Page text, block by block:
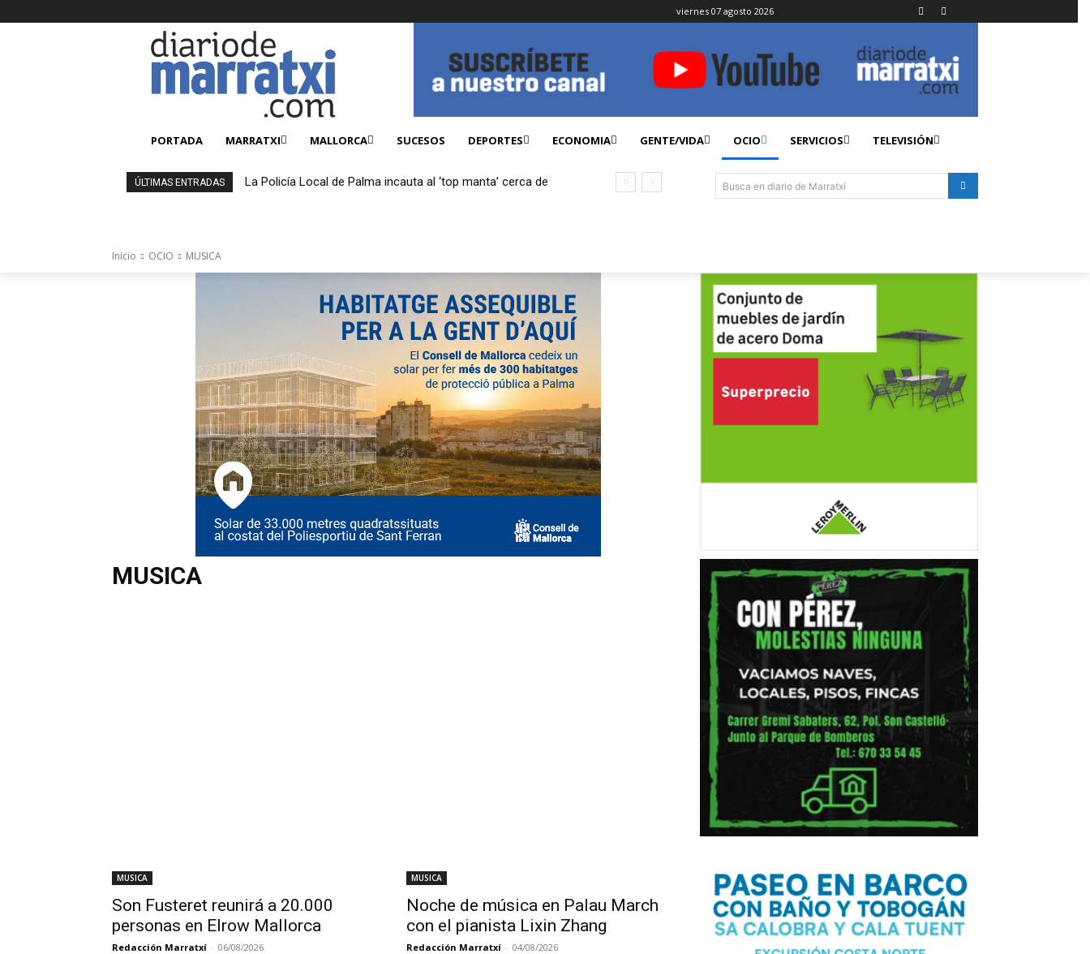
viernes 07 agosto 2026
PORTADA MARRATXI MALLORCA SUCESOS DEPORTES ECONOMIA GENTE/VIDA OCIO SERVICIOS TELEVISIÓN
ÚLTIMAS ENTRADAS
La Policía Local de Palma incauta al ‘top manta’ cerca de
Busca en diario de Marratxí
Inicio OCIO MUSICA
MUSICA
MUSICA
Son Fusteret reunirá a 20.000
personas en Elrow Mallorca
Redacción Marratxí - 06/08/2026
MUSICA
Noche de música en Palau March
con el pianista Lixin Zhang
Redacción Marratxí - 04/08/2026